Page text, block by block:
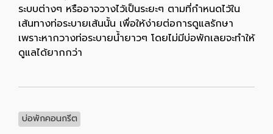
ระบบต่างๆ หรืออาจวางไว้เป็นระยะๆ ตามที่กำหนดไว้ใน
เส้นทางท่อระบายเส้นนั้น เพื่อให้ง่ายต่อการดูแลรักษา
เพราะหากวางท่อระบายน้ำยาวๆ โดยไม่มีบ่อพักเลยจะทำให้
ดูแลได้ยากกว่า
บ่อพักคอนกรีต